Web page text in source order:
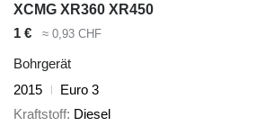
XCMG XR360 XR450
1 €
≈ 0,93 CHF
Bohrgerät
2015
Euro 3
Kraftstoff Diesel